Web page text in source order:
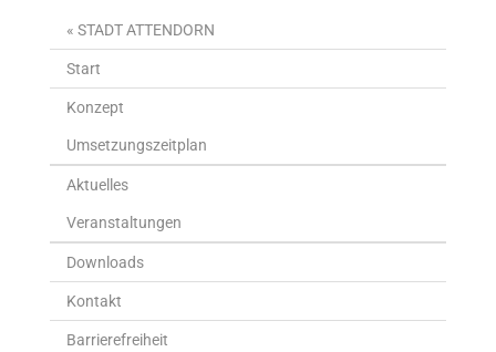
« STADT ATTENDORN
Start
Konzept
Umsetzungszeitplan
Aktuelles
Veranstaltungen
Downloads
Kontakt
Barrierefreiheit